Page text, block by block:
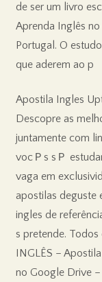
de ser um livro
Aprenda Inglês
Portugal. O
que aderem ao p
Apostila Ingles
Descopre as
juntamente com
vocＰs sＰ
vaga em
apostilas deguste
ingles de
s pretende.
INGLÊS –
no Google Drive